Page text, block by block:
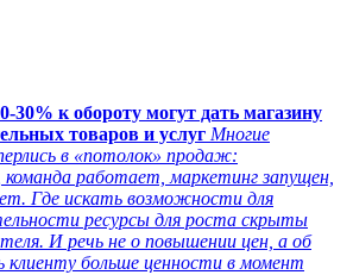
30% к обороту могут дать магазину
товаров и услуг Многие
в «потолок» продаж:
работает, маркетинг запущен,
Где искать возможности для
ресурсы для роста скрыты
И речь не о повышении цен, а об
клиенту больше ценности в момент